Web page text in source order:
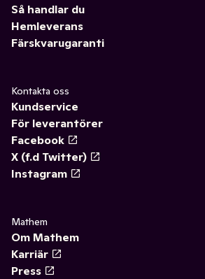
Så handlar du
Hemleverans
Färskvarugaranti
Kontakta oss
Kundservice
För leverantörer
Facebook
X (f.d Twitter)
Instagram
Mathem
Om Mathem
Karriär
Press